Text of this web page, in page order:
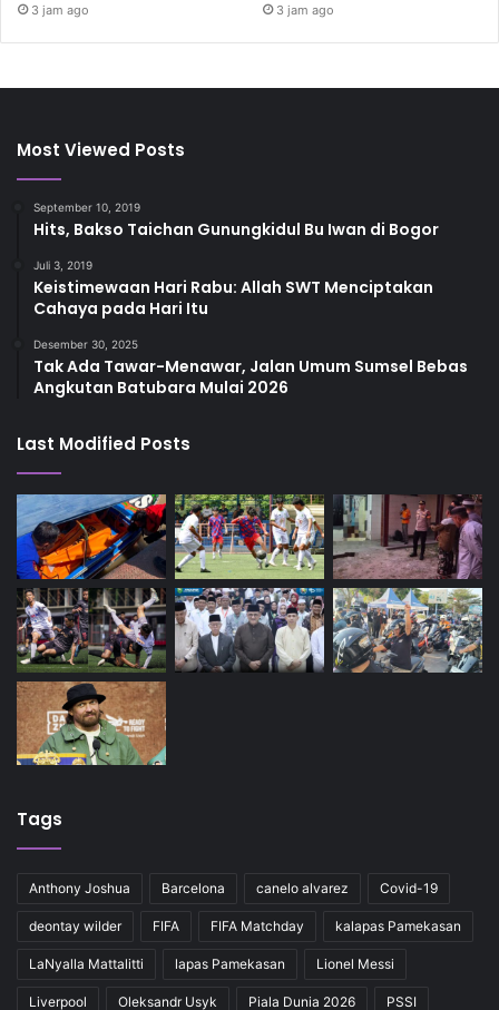
3 jam ago 3 jam ago
Most Viewed Posts
September 10, 2019
Hits, Bakso Taichan Gunungkidul Bu Iwan di Bogor
Juli 3, 2019
Keistimewaan Hari Rabu: Allah SWT Menciptakan
Cahaya pada Hari Itu
Desember 30, 2025
Tak Ada Tawar-Menawar, Jalan Umum Sumsel Bebas
Angkutan Batubara Mulai 2026
Last Modified Posts
Tags
Anthony Joshua Barcelona canelo alvarez Covid-19
deontay wilder FIFA FIFA Matchday kalapas Pamekasan
LaNyalla Mattalitti lapas Pamekasan Lionel Messi
Liverpool Oleksandr Usyk Piala Dunia 2026 PSSI